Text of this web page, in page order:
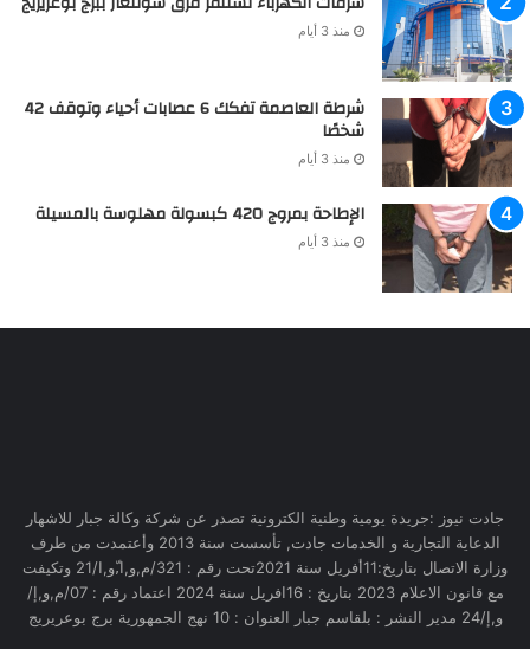
منذ 3 أيام
شرطة العاصمة تفكك 6 عصابات أحياء وتوقف 42
شخصًا
منذ 3 أيام
الإطاحة بمروج 420 كبسولة مهلوسة بالمسيلة
منذ 3 أيام
جادت نيوز :جريدة يومية وطنية الكترونية تصدر عن شركة وكالة جبار للاشهار
الدعاية التجارية و الخدمات جادت, تأسست سنة 2013 وأعتمدت من طرف
وزارة الاتصال بتاريخ:11أفريل سنة 2021تحت رقم : 321/م,و,ا,ّو,ا/21 وتكيفت
مع قانون الاعلام 2023 بتاريخ : 16افريل سنة 2024 اعتماد رقم : 07/م,و,إ/
و,إ/24 مدير النشر : بلقاسم جبار العنوان : 10 نهج الجمهورية برج بوعريريج